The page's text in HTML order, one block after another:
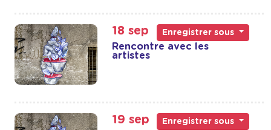
18 sep Enregistrer sous
Rencontre avec les
artistes
19 sep Enregistrer sous